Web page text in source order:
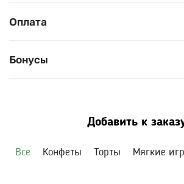
Оплата
Бонусы
Добавить к
Все Конфеты Торты Мягкие